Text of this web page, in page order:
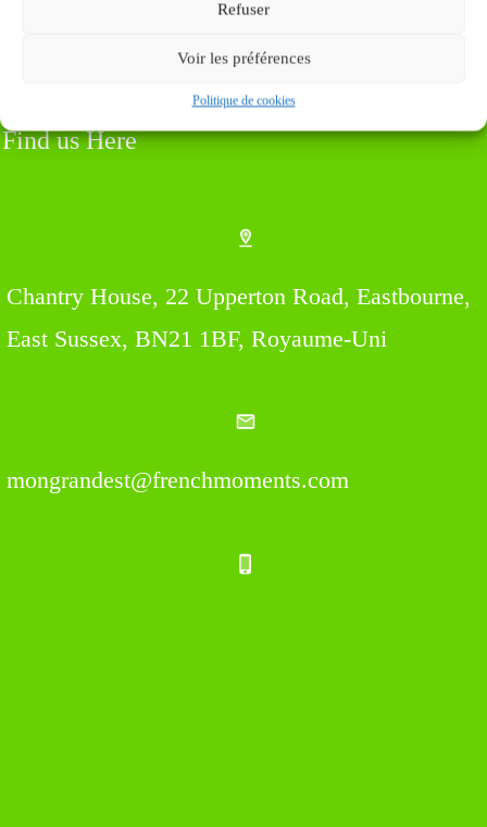
Refuser
Voir les préférences
Politique de cookies
Find us Here
Chantry House, 22 Upperton Road, Eastbourne,
East Sussex, BN21 1BF, Royaume-Uni
mongrandest@frenchmoments.com